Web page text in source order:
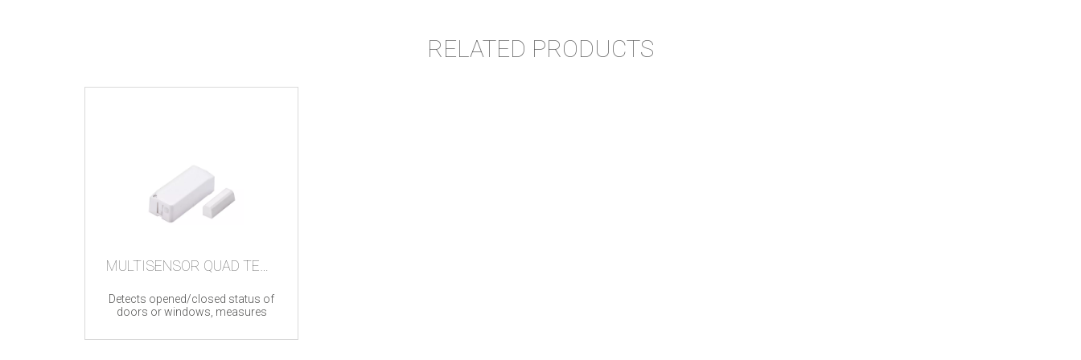
RELATED PRODUCTS
Detects opened/closed status of
doors or windows, measures
illuminance levels, Z-Wave